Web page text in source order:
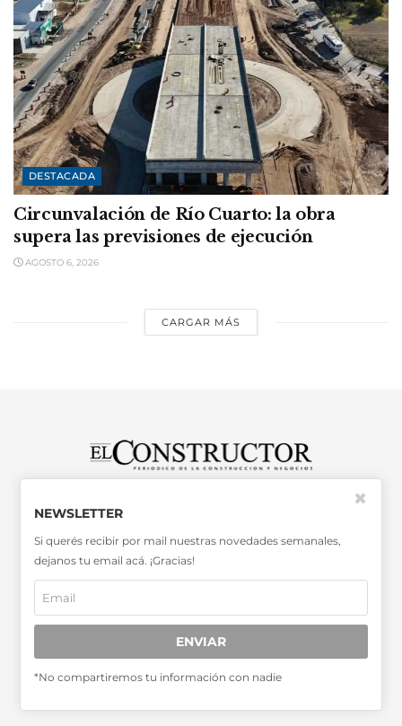
DESTACADA
Circunvalación de Río Cuarto: la obra
supera las previsiones de ejecución
AGOSTO 6, 2026
CARGAR MÁS
Miembro de la Asociación de
NEWSLETTER
Si querés recibir por mail nuestras novedades semanales,
dejanos tu email acá. ¡Gracias!
ENVIAR
*No compartiremos tu información con nadie
✖